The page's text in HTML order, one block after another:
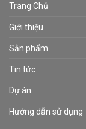
Trang Chủ
Giới thiệu
Sản phẩm
Tin tức
Dự án
Hướng dẫn sử dụng